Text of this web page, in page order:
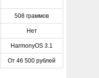
508 граммов
Нет
HarmonyOS 3.1
От 46 500 рублей